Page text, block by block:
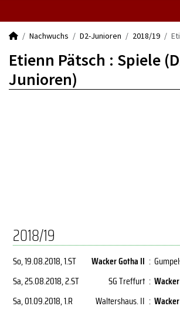
Nachwuchs D2-Junioren 2018/19
Etienn Pätsch : Spiele
Junioren)
2018/19
So, 19.08.2018, 1.ST Wacker Gotha II :
Sa, 25.08.2018, 2.ST SG Treffurt :
Sa, 01.09.2018, 1.R Waltershaus. II :